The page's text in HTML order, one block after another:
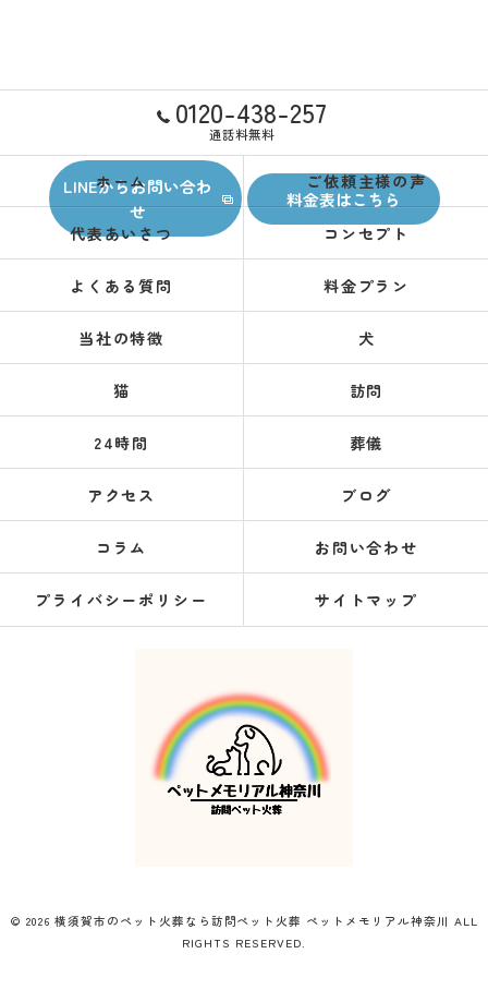
0120-438-257
通話料無料
LINEからお問い合わ
せ
料金表はこちら
ホーム ご依頼主様の声
代表あいさつ コンセプト
よくある質問 料金プラン
当社の特徴 犬
猫 訪問
24時間 葬儀
アクセス ブログ
コラム お問い合わせ
プライバシーポリシー サイトマップ
© 2026 横須賀市のペット火葬なら訪問ペット火葬 ペットメモリアル神奈川 ALL
RIGHTS RESERVED.